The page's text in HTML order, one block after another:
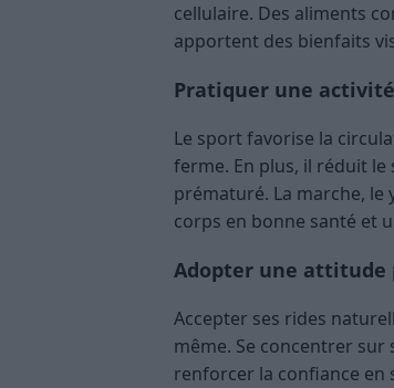
cellulaire. Des aliments
apportent des bienfaits
Pratiquer une
Le sport favorise la
ferme. En plus, il réduit
prématuré. La marche, le
corps en bonne santé et
Adopter une
Accepter ses rides
même. Se concentrer sur
renforcer la confiance en